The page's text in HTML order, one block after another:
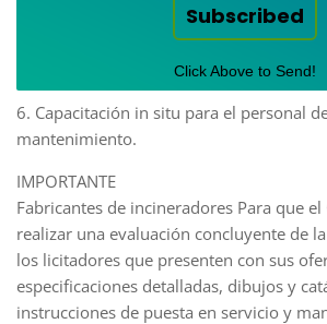
Subscribed
Click Above to Send!
6. Capacitación in situ para el personal
mantenimiento.
IMPORTANTE
Fabricantes de incineradores Para que
realizar una evaluación concluyente de
los licitadores que presenten con sus
especificaciones detalladas, dibujos y
instrucciones de puesta en servicio y